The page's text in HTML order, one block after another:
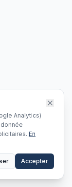
Analytics)
En
Accepter